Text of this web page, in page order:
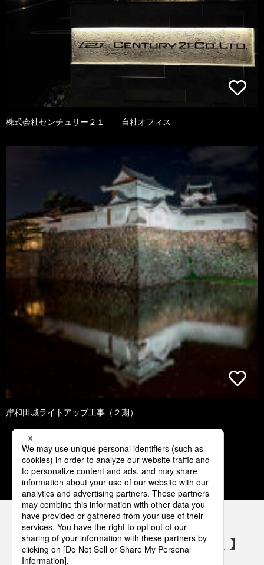
株式会社センチュリー２１ 自社オフィス
岸和田城ライトアップ工事（２期）
1 2 3 4 5
パナソニックの電気設備 SNSアカウント